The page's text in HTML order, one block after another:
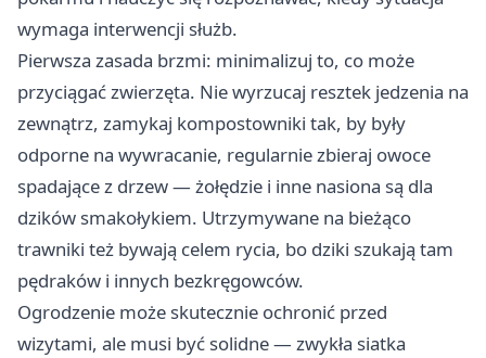
wymaga interwencji służb.
Pierwsza zasada brzmi: minimalizuj to, co może
przyciągać zwierzęta. Nie wyrzucaj resztek jedzenia na
zewnątrz, zamykaj kompostowniki tak, by były
odporne na wywracanie, regularnie zbieraj owoce
spadające z drzew — żołędzie i inne nasiona są dla
dzików smakołykiem. Utrzymywane na bieżąco
trawniki też bywają celem rycia, bo dziki szukają tam
pędraków i innych bezkręgowców.
Ogrodzenie może skutecznie ochronić przed
wizytami, ale musi być solidne — zwykła siatka